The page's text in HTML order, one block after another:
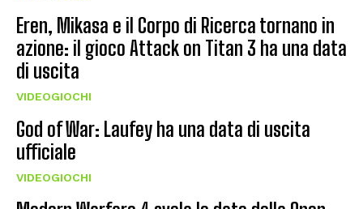
Eren, Mikasa e il Corpo di Ricerca tornano in
azione: il gioco Attack on Titan 3 ha una data
di uscita
VIDEOGIOCHI
God of War: Laufey ha una data di uscita
ufficiale
VIDEOGIOCHI